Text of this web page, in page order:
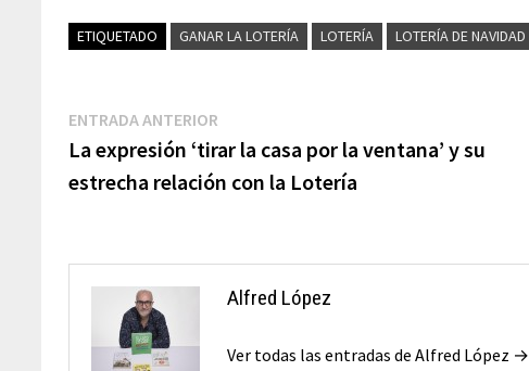
ETIQUETADO GANAR LA LOTERÍA LOTERÍA LOTERÍA DE NAVIDAD
Navegación
de
ENTRADA ANTERIOR
anterior:
La expresión ‘tirar la casa por la ventana’ y su
estrecha relación con la Lotería
Alfred López
Ver todas las entradas de Alfred López →